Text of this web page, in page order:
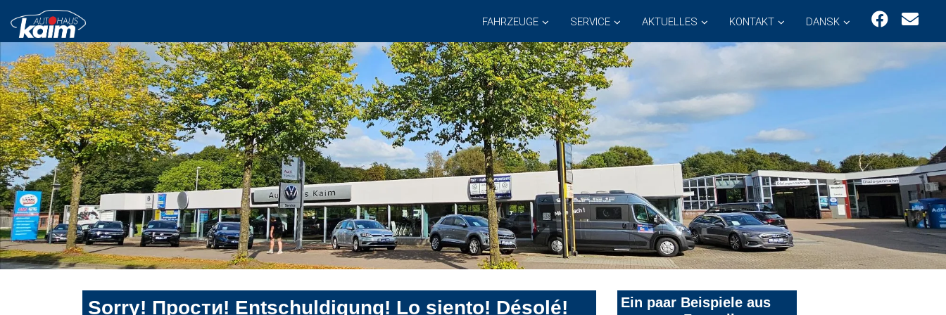
FAHRZEUGE SERVICE AKTUELLES KONTAKT DANSK
Sorry! Прости! Entschuldigung! Lo siento! Désolé!
Ein paar Beispiele aus